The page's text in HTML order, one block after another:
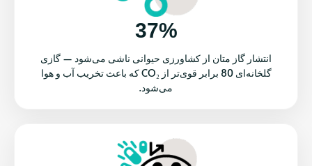
37%
انتشار گاز متان از کشاورزی حیوانی ناشی می‌شود — گازی
گلخانه‌ای 80 برابر قوی‌تر از CO₂ که باعث تخریب آب و هوا
می‌شود.